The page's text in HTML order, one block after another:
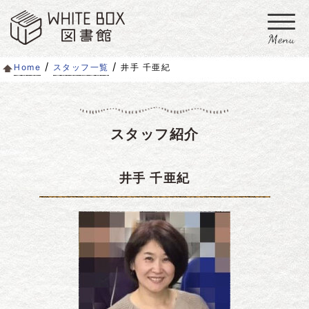
アクセス
スタッフ
Home / スタッフ一覧 / 井手 千亜紀
スタッフ紹介
井手 千亜紀